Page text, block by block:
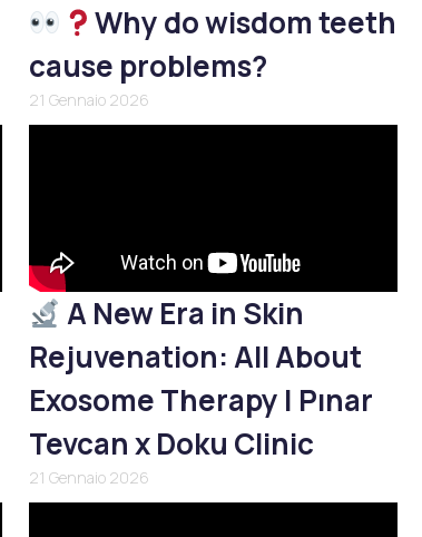
Why do wisdom teeth
cause problems?
21 Gennaio 2026
A New Era in Skin
Rejuvenation: All About
Exosome Therapy | Pınar
Tevcan x Doku Clinic
21 Gennaio 2026